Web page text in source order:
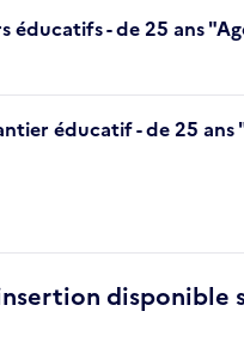
éducatifs - de 25 ans
éducatif - de 25
disponible